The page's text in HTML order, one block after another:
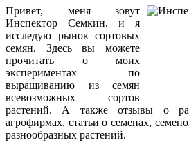
Привет, меня зовут
Инспектор Семкин, и я
исследую рынок сортовых
семян. Здесь вы можете
прочитать о моих
экспериментах по
выращиванию из семян
всевозможных сортов
растений. А также отзывы о
агрофирмах, статьи о семенах,
разнообразных растений.